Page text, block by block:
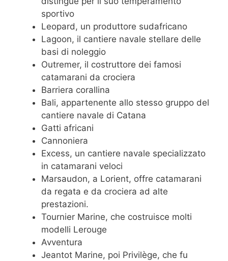
sportivo
Leopard, un produttore sudafricano
Lagoon, il cantiere navale stellare delle
basi di noleggio
Outremer, il costruttore dei famosi
catamarani da crociera
Barriera corallina
Bali, appartenente allo stesso gruppo del
cantiere navale di Catana
Gatti africani
Cannoniera
Excess, un cantiere navale specializzato
in catamarani veloci
Marsaudon, a Lorient, offre catamarani
da regata e da crociera ad alte
prestazioni.
Tournier Marine, che costruisce molti
modelli Lerouge
Avventura
Jeantot Marine, poi Privilège, che fu